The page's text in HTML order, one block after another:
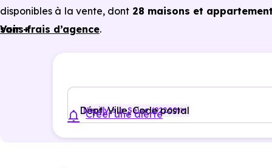
disponibles à la vente, dont 28 maisons et
sans frais d’agence.
énergétiques, garanties constructeur, etc.
Voir +
Dépt, Ville, Code postal
Neuilly-sur-Seine (92200)
Créer une alerte